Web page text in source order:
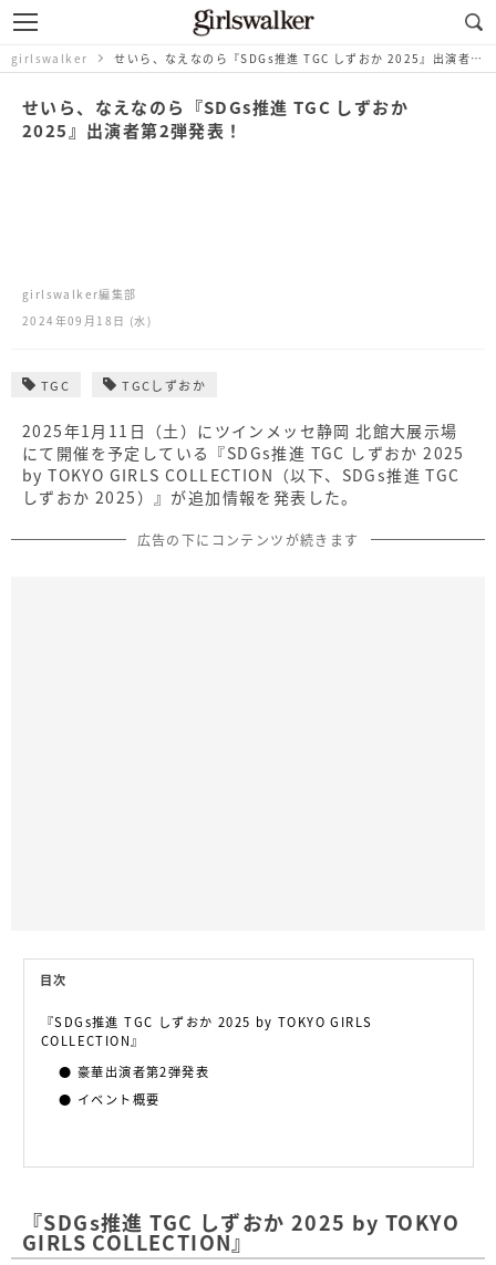
girlswalker せいら、なえなのら『SDGs推進 TGC しずおか 2025』出演者第2弾発表！
せいら、なえなのら『SDGs推進 TGC しずおか
2025』出演者第2弾発表！
girlswalker編集部
2024年09月18日 (水)
TGC TGCしずおか
2025年1月11日（土）にツインメッセ静岡 北館大展示場
にて開催を予定している『SDGs推進 TGC しずおか 2025
by TOKYO GIRLS COLLECTION（以下、SDGs推進 TGC
しずおか 2025）』が追加情報を発表した。
広告の下にコンテンツが続きます
目次
『SDGs推進 TGC しずおか 2025 by TOKYO GIRLS
COLLECTION』
豪華出演者第2弾発表
イベント概要
『SDGs推進 TGC しずおか 2025 by TOKYO
GIRLS COLLECTION』